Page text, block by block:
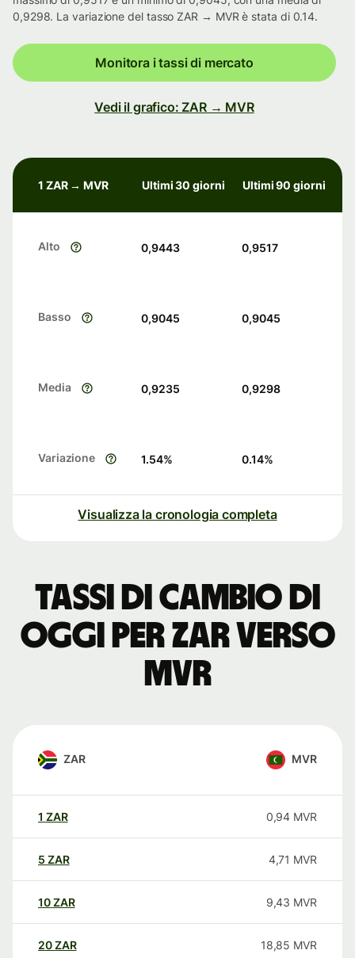
0,9298. La variazione del tasso ZAR → MVR è stata di 0.14.
Monitora i tassi di mercato
Vedi il grafico: ZAR → MVR
1 ZAR → MVR Ultimi 30 giorni Ultimi 90 giorni
Alto 0,9443 0,9517
Basso 0,9045 0,9045
Media 0,9235 0,9298
Variazione 1.54% 0.14%
Visualizza la cronologia completa
Tassi di cambio di
oggi per ZAR verso
MVR
ZAR MVR
1 ZAR 0,94 MVR
5 ZAR 4,71 MVR
10ZAR 9,43 MVR
20ZAR 18,85 MVR